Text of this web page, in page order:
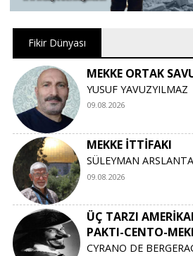
Fikir Dünyası
MEKKE ORTAK
YUSUF YAVUZYILMAZ
09.08.2026
MEKKE İTTİFAKI
SÜLEYMAN
09.08.2026
ÜÇ TARZI
PAKTI-CENTO-
CYRANO DE